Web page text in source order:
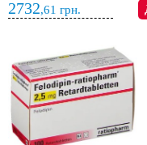
2732,61 грн.